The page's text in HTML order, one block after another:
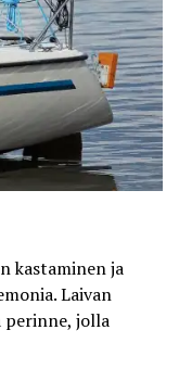
kastaminen ja
Laivan
perinne, jolla